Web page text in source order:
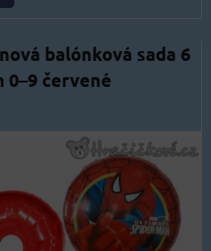
balónková sada 6
0–9 červené